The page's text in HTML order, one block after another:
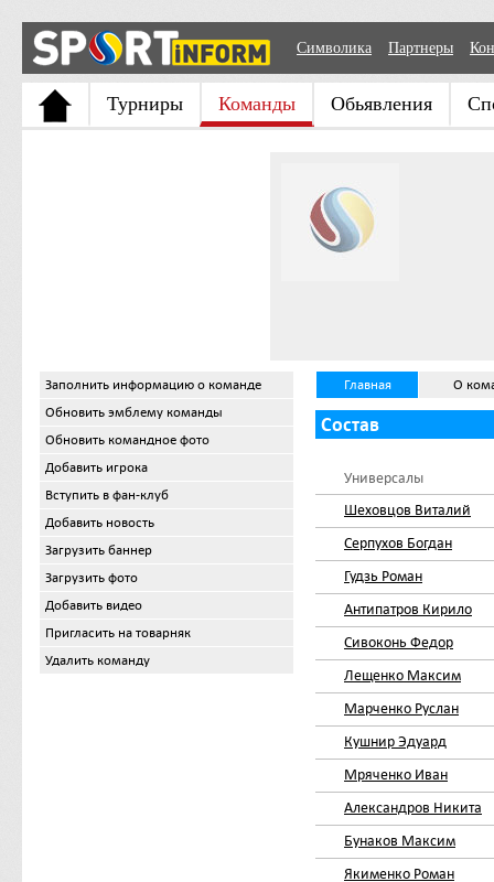
Символика Партнеры
Турниры Команды Обьявления
Заполнить информацию о команде
Обновить эмблему команды
Обновить командное фото
Добавить игрока
Вступить в фан-клуб
Добавить новость
Загрузить баннер
Загрузить фото
Добавить видео
Пригласить на товарняк
Удалить команду
Главная О
Состав
Универсалы
Шеховцов Виталий
Серпухов Богдан
Гудзь Роман
Антипатров Кирило
Сивоконь Федор
Лещенко Максим
Марченко Руслан
Кушнир Эдуард
Мряченко Иван
Александров Никита
Бунаков Максим
Якименко Роман